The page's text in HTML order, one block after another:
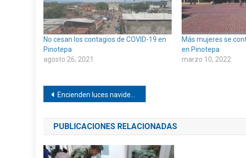
No cesan los contagios de COVID-19 en
Pinotepa
agosto 26, 2021
Más mujeres se
en Pinotepa
marzo 10, 2022
Navegación
de
entradas
Encienden luces navideñas en Mancuernas
PUBLICACIONES RELACIONADAS